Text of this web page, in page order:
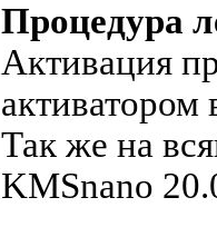
Процедура
Активация
Так же на
KMSnano